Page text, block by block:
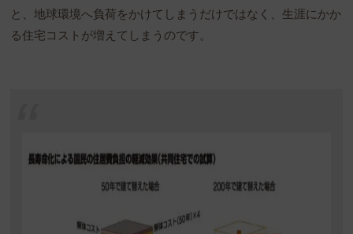
と、地球環境へ負荷をかけてしまうだけではなく、生涯にかか
る住宅コストが増えてしまうのです。